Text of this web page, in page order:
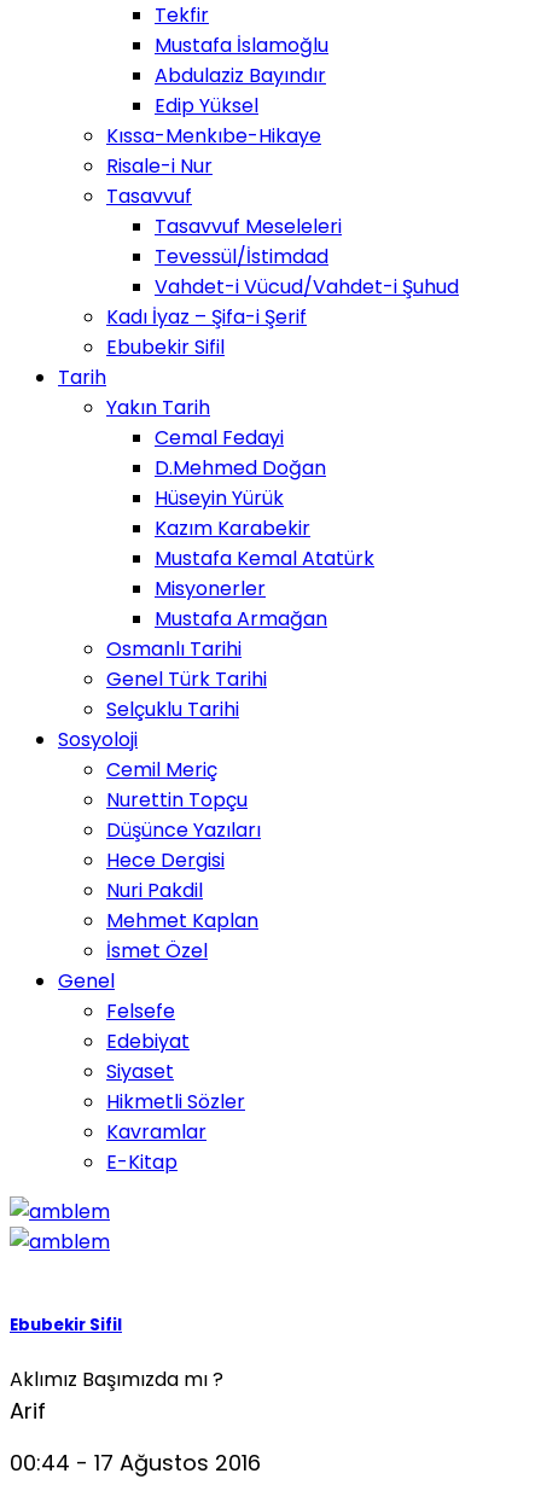
Tekfir
Mustafa İslamoğlu
Abdulaziz Bayındır
Edip Yüksel
Kıssa-Menkıbe-Hikaye
Risale-i Nur
Tasavvuf
Tasavvuf Meseleleri
Tevessül/İstimdad
Vahdet-i Vücud/Vahdet-i Şuhud
Kadı İyaz – Şifa-i Şerif
Ebubekir Sifil
Tarih
Yakın Tarih
Cemal Fedayi
D.Mehmed Doğan
Hüseyin Yürük
Kazım Karabekir
Mustafa Kemal Atatürk
Misyonerler
Mustafa Armağan
Osmanlı Tarihi
Genel Türk Tarihi
Selçuklu Tarihi
Sosyoloji
Cemil Meriç
Nurettin Topçu
Düşünce Yazıları
Hece Dergisi
Nuri Pakdil
Mehmet Kaplan
İsmet Özel
Genel
Felsefe
Edebiyat
Siyaset
Hikmetli Sözler
Kavramlar
E-Kitap
Ebubekir Sifil
Aklımız Başımızda mı ?
Arif
00:44 - 17 Ağustos 2016